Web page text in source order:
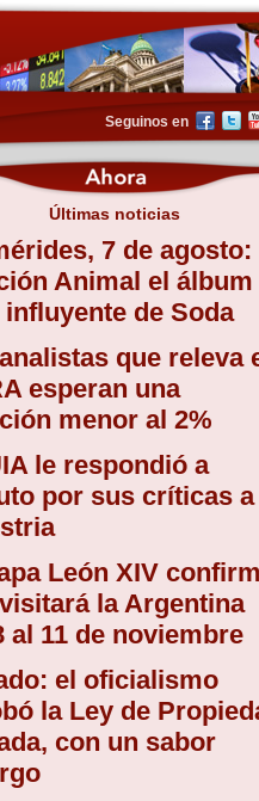
Seguinos en
Últimas noticias
7 de agosto:
Animal el álbum
influyente de Soda
que releva
esperan una
menor al 2%
le respondió a
por sus críticas
León XIV
la Argentina
al 11 de noviembre
el oficialismo
la Ley de
con un sabor